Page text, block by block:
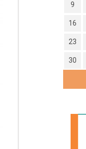
9
16
23
30